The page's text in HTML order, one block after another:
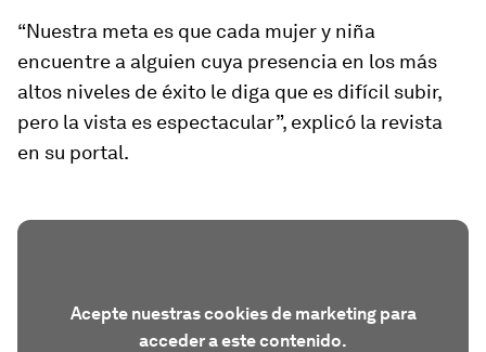
“Nuestra meta es que cada mujer y niña
encuentre a alguien cuya presencia en los más
altos niveles de éxito le diga que es difícil subir,
pero la vista es espectacular”, explicó la revista
en su portal.
Acepte nuestras cookies de marketing para
acceder a este contenido.